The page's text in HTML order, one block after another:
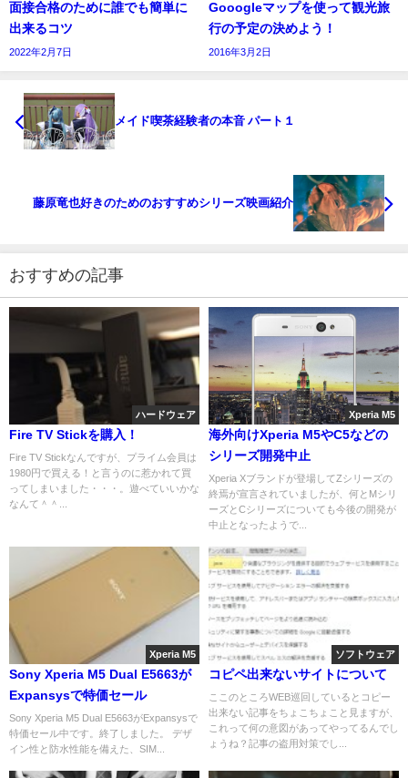
面接合格のために誰でも簡単に
出来るコツ
2022年2月7日
Gooogleマップを使って観光旅
行の予定の決めよう！
2016年3月2日
メイド喫茶経験者の本音 パート１
藤原竜也好きのためのおすすめシリーズ映画紹介
おすすめの記事
ハードウェア
Fire TV Stickを購入！
Fire TV Stickなんですが、プライム会員は
1980円で買える！と言うのに惹かれて買
ってしまいました・・・。遊べていいかな
なんて＾＾...
Xperia M5
海外向けXperia M5やC5などの
シリーズ開発中止
Xperia Xブランドが登場してZシリーズの
終焉が宣言されていましたが、何とMシリ
ーズとCシリーズについても今後の開発が
中止となったようで...
Xperia M5
Sony Xperia M5 Dual E5663が
Expansysで特価セール
Sony Xperia M5 Dual E5663がExpansysで
特価セール中です。終了しました。 デザ
イン性と防水性能を備えた、SIM...
ソフトウェア
コピペ出来ないサイトについて
ここのところWEB巡回しているとコピー
出来ない記事をちょこちょこと見ますが、
これって何の意図があってやってるんでし
ょうね？記事の盗用対策でし...